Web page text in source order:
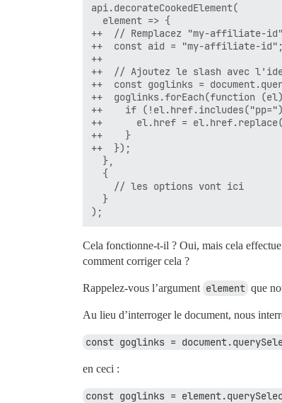
api.decorateCookedElement(
  element => {
++  // Remplacez "my-affiliate-
++  const aid = "my-affiliate-id";
++
++  // Ajoutez le slash avec
++  const goglinks =
++  goglinks.forEach(function
++    if
++      el.href =
++    }
++  });
  },
  {
    // les options vont ici
  }
Cela fonctionne-t-il ? Oui, mais cela
comment corriger cela ?
Rappelez-vous l’argument element que
Au lieu d’interroger le document, nous
const goglinks =
en ceci :
const goglinks =